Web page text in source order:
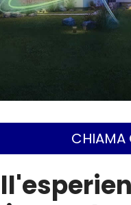
CHIAMA